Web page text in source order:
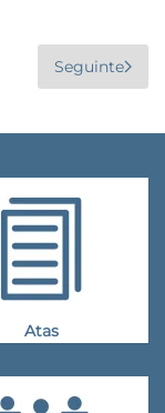
Seguinte
Atas